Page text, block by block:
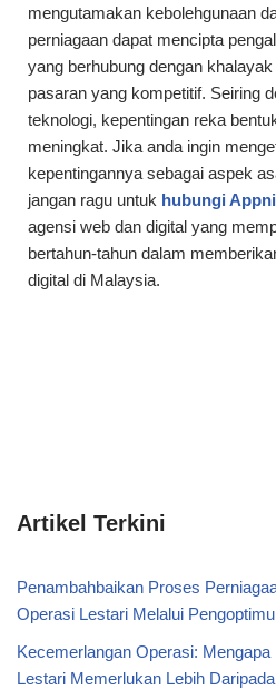
mengutamakan kebolehgunaan
perniagaan dapat mencipta
yang berhubung dengan
pasaran yang kompetitif. Seiring
teknologi, kepentingan reka
meningkat. Jika anda ingin
kepentingannya sebagai aspek
jangan ragu untuk hubungi
agensi web dan digital yang
bertahun-tahun dalam
digital di Malaysia.
Artikel Terkini
Penambahbaikan Proses
Operasi Lestari Melalui
Kecemerlangan Operasi:
Lestari Memerlukan Lebih